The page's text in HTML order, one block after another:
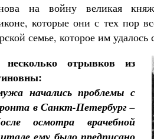
на войну великая
которые они с тех пор
семье, которое им
отрывков из
начались проблемы с
в Санкт-Петербург –
осмотра врачебной